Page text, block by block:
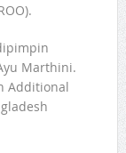
Marthini.
Additional